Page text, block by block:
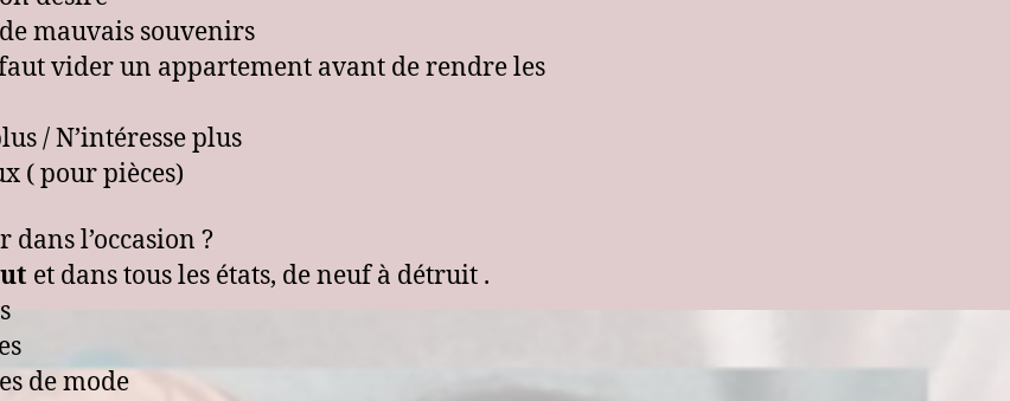
mauvais souvenirs
faut vider un appartement avant de rendre les
/ N’intéresse plus
( pour pièces)
dans l’occasion ?
et dans tous les états, de neuf à détruit .
de mode